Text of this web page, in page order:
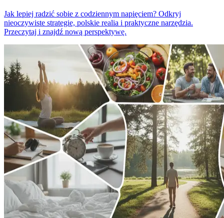
Jak lepiej radzić sobie z codziennym napięciem? Odkryj
nieoczywiste strategie, polskie realia i praktyczne narzędzia.
Przeczytaj i znajdź nową perspektywę.